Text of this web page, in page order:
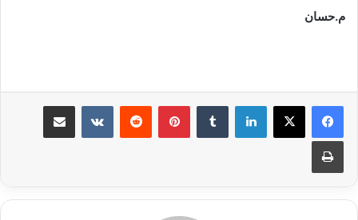
م.حسان
لينكدإن بينتيريست
طباعة